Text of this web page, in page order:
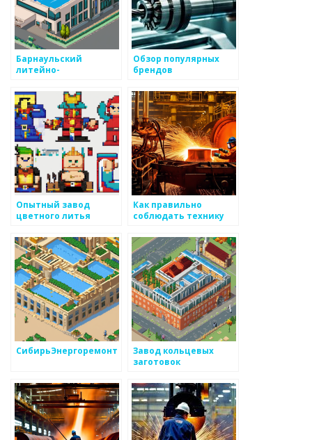
Барнаульский
литейно-
Обзор популярных
брендов
Опытный завод
цветного литья
Как правильно
соблюдать технику
работе с металлом
СибирьЭнергоремонт
Завод кольцевых
заготовок